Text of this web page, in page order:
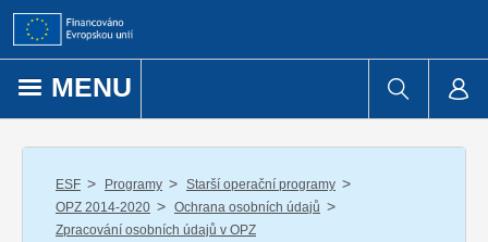
Přejít k obsahu
MENU
ESF / Programy / Starší operační programy /
OPZ 2014-2020 / Ochrana osobních údajů /
Zpracování osobních údajů v OPZ